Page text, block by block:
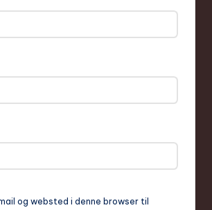
og websted i denne browser til